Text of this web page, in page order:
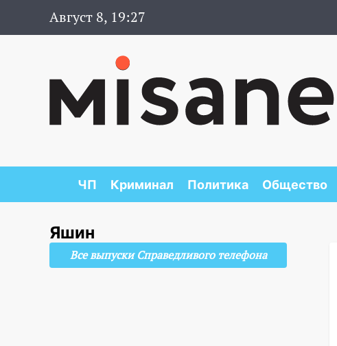
Август 8, 19:27
ЧП Криминал Политика Общество
Яшин
Все выпуски Справедливого телефона